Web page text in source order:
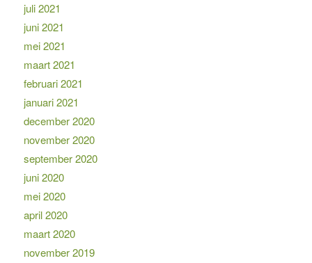
juli 2021
juni 2021
mei 2021
maart 2021
februari 2021
januari 2021
december 2020
november 2020
september 2020
juni 2020
mei 2020
april 2020
maart 2020
november 2019